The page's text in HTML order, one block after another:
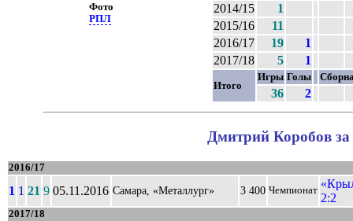
Фото
РПЛ
2014/15
1
2015/16
11
2016/17
19
1
2017/18
5 1
Итого
Игры Голы
36 2
Дмитрий Коробов
2016/17
1 1 21 9 05.11.2016 Самара, «Металлург» 3 400 Чемпионат
2:2
2017/18